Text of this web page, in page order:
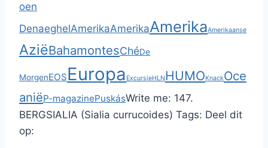
oen
DenaeghelAmerikaAmerikaAmerikaAmerikaanse
AziëBahamontesChéDe
MorgenEOSEuropa ExcursieHLNHUMOKnackOce
aniëP-magazinePuskásWrite me: 147.
BERGSIALIA (Sialia currucoides) Tags: Deel dit
op: